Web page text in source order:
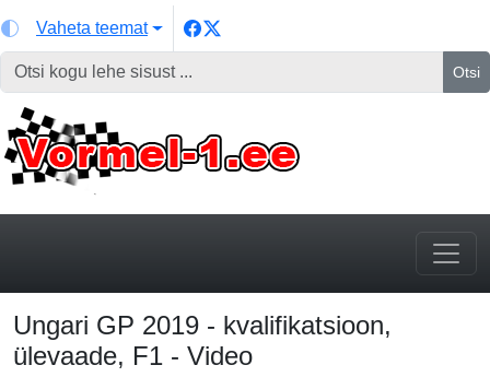
Vaheta teemat
Otsi
Ungari GP 2019 - kvalifikatsioon,
ülevaade, F1 - Video